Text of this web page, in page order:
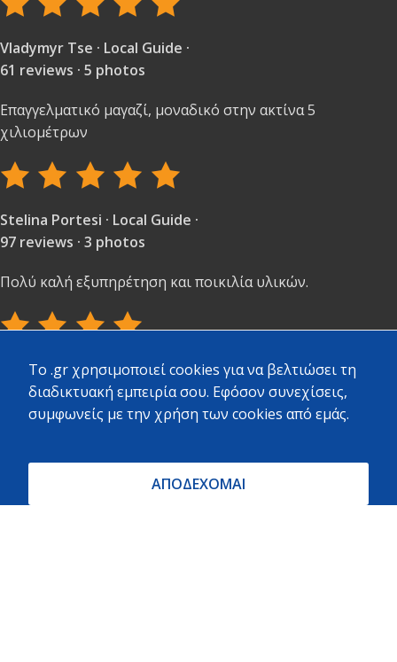
Vladymyr Tse · Local Guide ·
61 reviews · 5 photos
Επαγγελματικό μαγαζί, μοναδικό στην ακτίνα 5
χιλιομέτρων
Stelina Portesi · Local Guide ·
97 reviews · 3 photos
Πολύ καλή εξυπηρέτηση και ποικιλία υλικών.
ΝΙΚΟΣ ΖΟΥΧΟΣΤΑΘΗΣ · Local Guide ·
524 reviews · 532 photos
πρόσχαρο να σε εξυπηρετήσει.
Το προτιμούν όλοι στην γύρω περιοχή.
To .gr χρησιμοποιεί cookies για να βελτιώσει τη
διαδικτυακή εμπειρία σου. Εφόσον συνεχίσεις,
συμφωνείς με την χρήση των cookies από εμάς.
ΑΠΟΔΕΧΟΜΑΙ